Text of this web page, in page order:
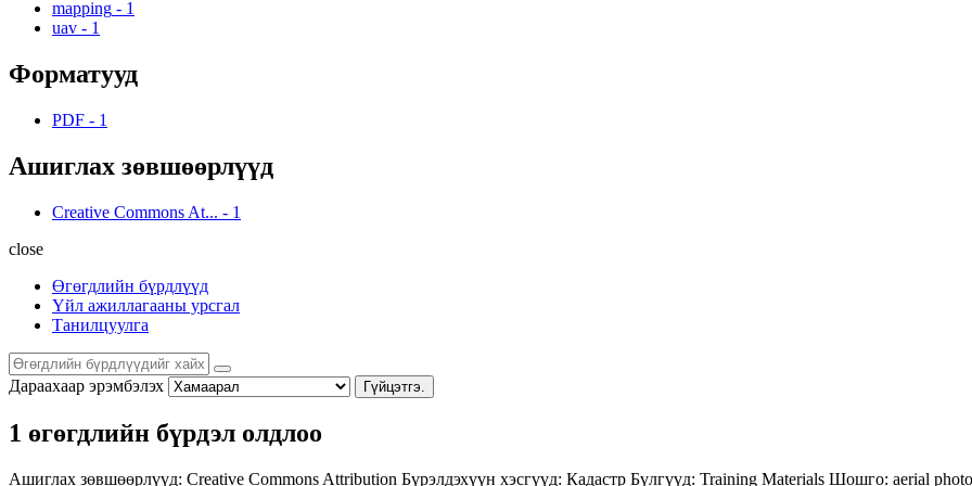
mapping - 1
uav - 1
Форматууд
PDF - 1
Ашиглах зөвшөөрлүүд
Creative Commons At... - 1
close
Өгөгдлийн бүрдлүүд
Үйл ажиллагааны урсгал
Танилцуулга
Дараахаар эрэмбэлэх Гүйцэтгэ.
1 өгөгдлийн бүрдэл олдлоо
Ашиглах зөвшөөрлүүд: Creative Commons Attribution Бүрэлдэхүүн хэсгүүд: Кадастр Бүлгүүд: Training Materials Шошго: aerial